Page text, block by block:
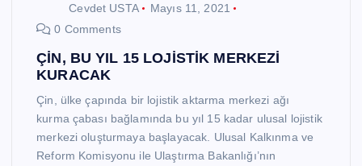
Cevdet USTA
Mayıs 11, 2021
0 Comments
ÇİN, BU YIL 15 LOJİSTİK MERKEZİ
KURACAK
Çin, ülke çapında bir lojistik aktarma merkezi ağı
kurma çabası bağlamında bu yıl 15 kadar ulusal lojistik
merkezi oluşturmaya başlayacak. Ulusal Kalkınma ve
Reform Komisyonu ile Ulaştırma Bakanlığı’nın